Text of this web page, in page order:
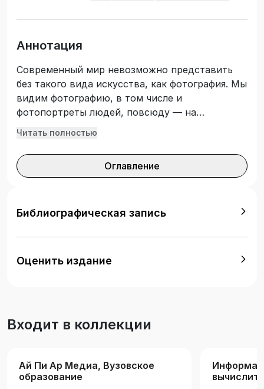
Аннотация
Современный мир невозможно представить
без такого вида искусства, как фотография. Мы
видим фотографию, в том числе и
фотопортреты людей, повсюду — на
рекламных щитах и фотовыставках, в
паспорте. В учебном пособии доступно
рассказывается о секретах и нюансах
приведен аналитический обзор программного
фотографиями, подробно описана работа ряда
портретных редакторов и плагинов. Данное
издание дополнено лабораторным
образования. Учебное пособие будет полезно
«Информатика и вычислительная техника»,
изучающих дисциплину «Цифровая
Читать полностью
Оглавление
Библиографическая запись
Оценить издание
Входит в коллекции
Ай Пи Ар Медиа, Вузовское
образование